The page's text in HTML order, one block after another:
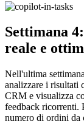
Settimana
reale e
Nell'ultima
analizzare i risultati
CRM e visualizza
feedback ricorrenti.
numero di ordini da